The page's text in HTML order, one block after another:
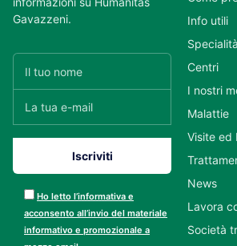
Gavazzeni.
Ho letto l’informativa e
acconsento all’invio del materiale
informativo e promozionale a
Info utili
Specialità
Centri
I nostri
Malattie
Visite ed
News
Lavora
Società